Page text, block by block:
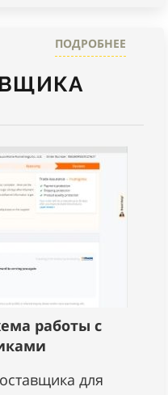
ПОДРОБНЕЕ
работы с
для